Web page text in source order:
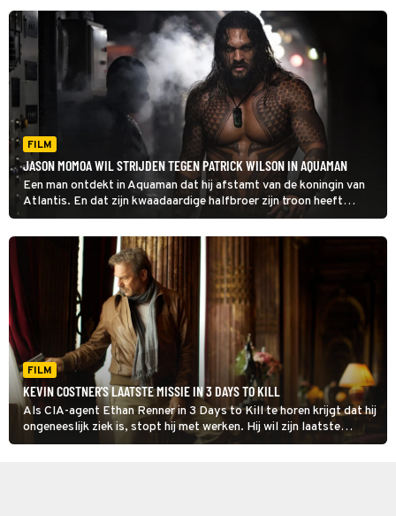
FILM
JASON MOMOA WIL STRIJDEN TEGEN PATRICK WILSON IN AQUAMAN
Een man ontdekt in Aquaman dat hij afstamt van de koningin van
Atlantis. En dat zijn kwaadaardige halfbroer zijn troon heeft
ingenomen.
FILM
KEVIN COSTNER'S LAATSTE MISSIE IN 3 DAYS TO KILL
Als CIA-agent Ethan Renner in 3 Days to Kill te horen krijgt dat hij
ongeneeslijk ziek is, stopt hij met werken. Hij wil zijn laatste
maanden met zijn gezin doorbrengen. Maar wat als hij een